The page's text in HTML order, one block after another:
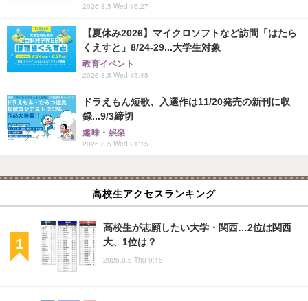
2026.8.5 Wed 16:27
【夏休み2026】マイクロソフトなど訪問「はたら
くえすと」8/24-29...大学生対象
教育イベント
2026.8.5 Wed 15:45
ドラえもん短歌、入選作は11/20発売の新刊に収
録...9/3締切
趣味・娯楽
2026.8.5 Wed 21:15
高校生アクセスランキング
高校生が志願したい大学・関西…2位は関西
大、1位は？
2026.8.6 Thu 9:15